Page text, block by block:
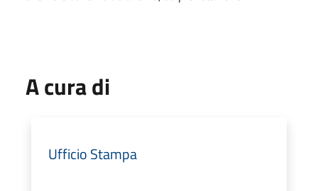
A cura di
Ufficio Stampa